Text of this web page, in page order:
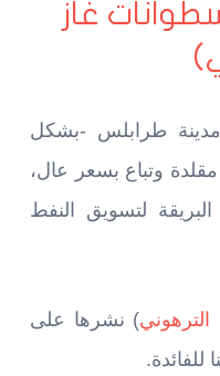
غاز
طرابلس -بشكل
وتباع بسعر عال،
لتسويق النفط
) نشرها على